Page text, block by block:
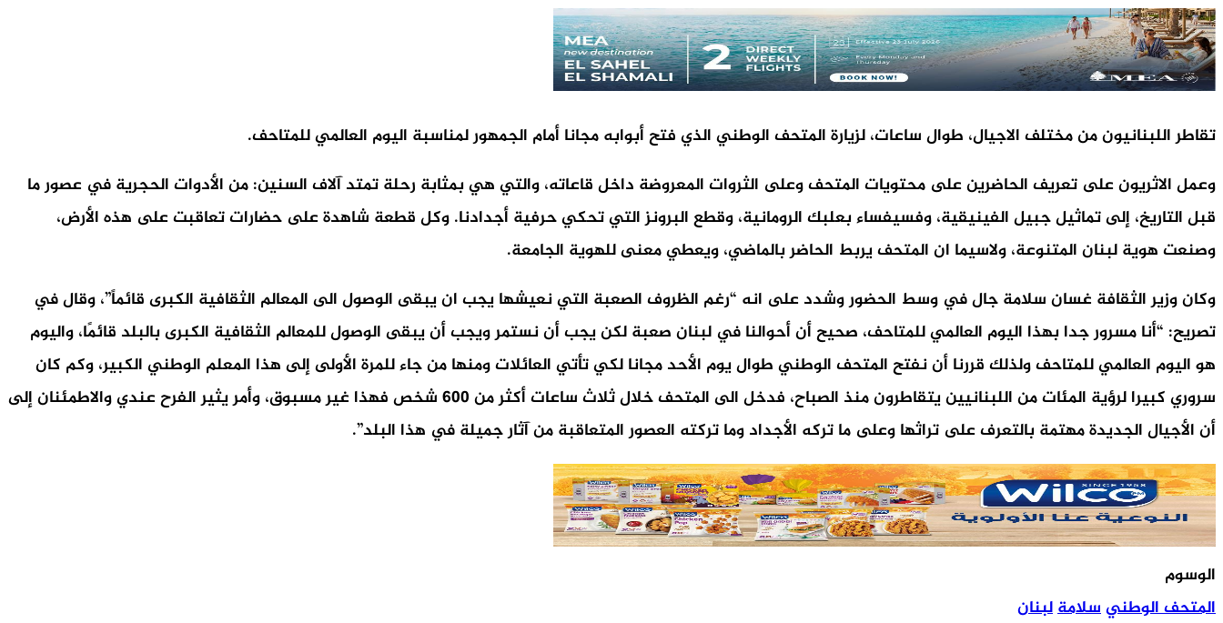
تقاطر اللبنانيون من مختلف الاجيال، طوال ساعات، لزيارة المتحف الوطني الذي فتح أبوابه مجانا أمام الجمهور لمناسبة اليوم العالمي للمتاحف.
وعمل الاثريون على تعريف الحاضرين على محتويات المتحف وعلى الثروات المعروضة داخل قاعاته، والتي هي بمثابة رحلة تمتد آلاف السنين: من الأدوات الحجرية في عصور ما
قبل التاريخ، إلى تماثيل جبيل الفينيقية، وفسيفساء بعلبك الرومانية، وقطع البرونز التي تحكي حرفية أجدادنا. وكل قطعة شاهدة على حضارات تعاقبت على هذه الأرض،
وصنعت هوية لبنان المتنوعة، ولاسيما ان المتحف يربط الحاضر بالماضي، ويعطي معنى للهوية الجامعة.
وكان وزير الثقافة غسان سلامة جال في وسط الحضور وشدد على انه “رغم الظروف الصعبة التي نعيشها يجب ان يبقى الوصول الى المعالم الثقافية الكبرى قائماً”، وقال في
تصريح: “أنا مسرور جدا بهذا اليوم العالمي للمتاحف، صحيح أن أحوالنا في لبنان صعبة لكن يجب أن نستمر ويجب أن يبقى الوصول للمعالم الثقافية الكبرى بالبلد قائمًا، واليوم
هو اليوم العالمي للمتاحف ولذلك قررنا أن نفتح المتحف الوطني طوال يوم الأحد مجانا لكي تأتي العائلات ومنها من جاء للمرة الأولى إلى هذا المعلم الوطني الكبير، وكم كان
سروري كبيرا لرؤية المئات من اللبنانيين يتقاطرون منذ الصباح، فدخل الى المتحف خلال ثلاث ساعات أكثر من 600 شخص فهذا غير مسبوق، وأمر يثير الفرح عندي والاطمئنان إلى
أن الأجيال الجديدة مهتمة بالتعرف على تراثها وعلى ما تركه الأجداد وما تركته العصور المتعاقبة من آثار جميلة في هذا البلد”.
الوسوم
المتحف الوطنيسلامةلبنان